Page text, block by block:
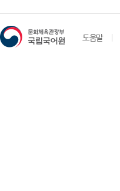
도움말